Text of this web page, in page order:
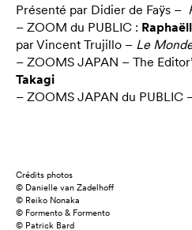
Présenté par Didier de Faÿs –
– ZOOM du PUBLIC :
par Vincent Trujillo – Le
– ZOOMS JAPAN – The
Takagi
– ZOOMS JAPAN du PUBLIC
Crédits photos
© Danielle van Zadelhoff
© Reiko Nonaka
© Formento & Formento
© Patrick Bard